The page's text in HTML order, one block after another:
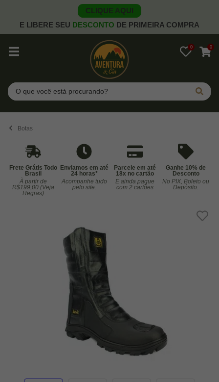
CLIQUE AQUI
E LIBERE SEU DESCONTO DE PRIMEIRA COMPRA
0 0
Pesquisar
Botas
Frete Grátis Todo
Brasil
À partir de
R$199,00 (Veja
Regras)
Enviamos em até
24 horas*
Acompanhe tudo
pelo site.
Parcele em até
18x no cartão
E ainda pague
com 2 cartões
Ganhe 10% de
Desconto
No PIX, Boleto ou
Depósito.